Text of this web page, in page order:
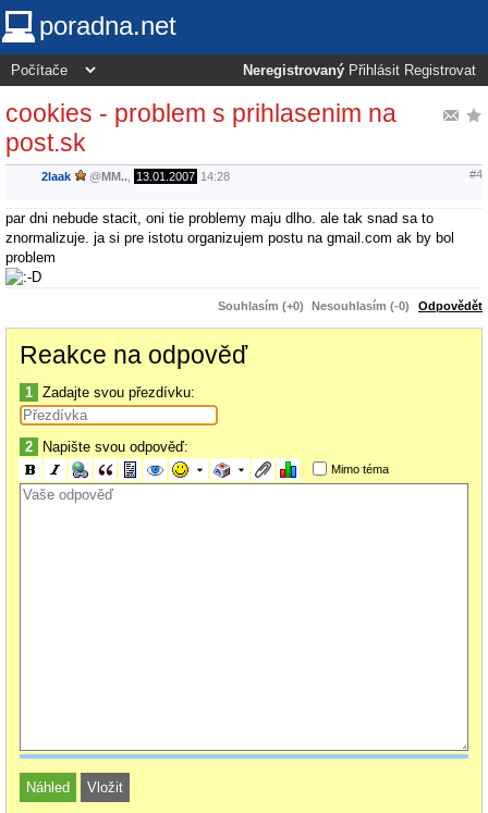
poradna.net
Neregistrovaný Přihlásit Registrovat
cookies - problem s prihlasenim na
post.sk
2laak @MM.. 13.01.2007 14:28 #4
par dni nebude stacit, oni tie problemy maju dlho. ale tak snad sa to
znormalizuje. ja si pre istotu organizujem postu na gmail.com ak by bol
problem
Souhlasím (+0) Nesouhlasím (-0) Odpovědět
Reakce na odpověď
1 Zadajte svou přezdívku:
2 Napište svou odpověď:
Mimo téma